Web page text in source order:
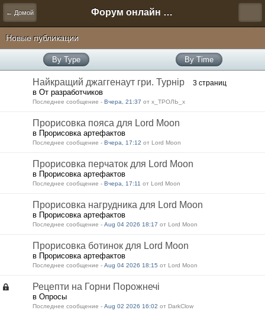
← Домой Форум онлайн игры "Новая Эра" (Нюра Биз)
Новые публикации
By Type By Time
Найкращий джаггенаут гри. Турнір 3 страниц
в От разработчиков
Последнее сообщение - Вчера, 21:37 от х_ТРОЛЬ_х
Прорисовка пояса для Lord Moon
в Прорисовка артефактов
Последнее сообщение - Вчера, 17:12 от Lord Moon
Прорисовка перчаток для Lord Moon
в Прорисовка артефактов
Последнее сообщение - Вчера, 17:11 от Lord Moon
Прорисовка нагрудника для Lord Moon
в Прорисовка артефактов
Последнее сообщение - Aug 04 2026 18:17 от Lord Moon
Прорисовка ботинок для Lord Moon
в Прорисовка артефактов
Последнее сообщение - Aug 04 2026 18:15 от Lord Moon
Рецепти на Горни Порожнечі
в Опросы
Последнее сообщение - Aug 02 2026 16:02 от DarkClow